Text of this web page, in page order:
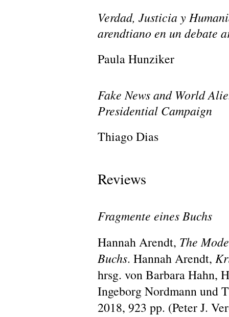
Verdad, Justicia y
arendtiano en un debate
Paula Hunziker
Fake News and World
Presidential Campaign
Thiago Dias
Reviews
Fragmente eines Buchs
Hannah Arendt, The
Buchs. Hannah Arendt,
hrsg. von Barbara Hahn,
Ingeborg Nordmann und
2018, 923 pp. (Peter J.